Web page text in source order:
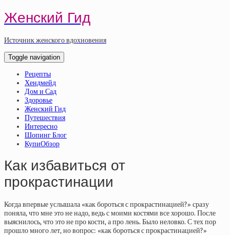
Женский Гид
Источник женского вдохновения
Toggle navigation
Рецепты
Хендмейд
Дом и Сад
Здоровье
Женский Гид
Путешествия
Интересно
Шопинг Блог
КупиОбзор
Как избавиться от
прокрастинации
Когда впервые услышала «как бороться с прокрастинацией?» сразу
поняла, что мне это не надо, ведь с моими костями все хорошо. После
выяснилось, что это не про кости, а про лень. Было неловко. С тех пор
прошло много лет, но вопрос: «как бороться с прокрастинацией?»